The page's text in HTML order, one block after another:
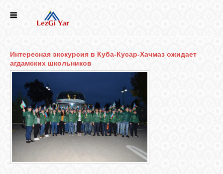
СЕЛА
ИСТОРИЯ
КУЛЬТУРА
Интересная экскурсия в Куба-Кусар-Хачмаз ожидает
агдамских школьников